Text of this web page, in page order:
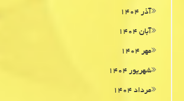
آذر ۱۴۰۴
آبان ۱۴۰۴
مهر ۱۴۰۴
شهریور ۱۴۰۴
مرداد ۱۴۰۴